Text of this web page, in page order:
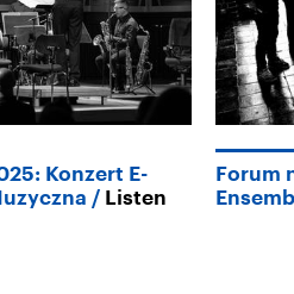
Konzert E-
Listen
Forum